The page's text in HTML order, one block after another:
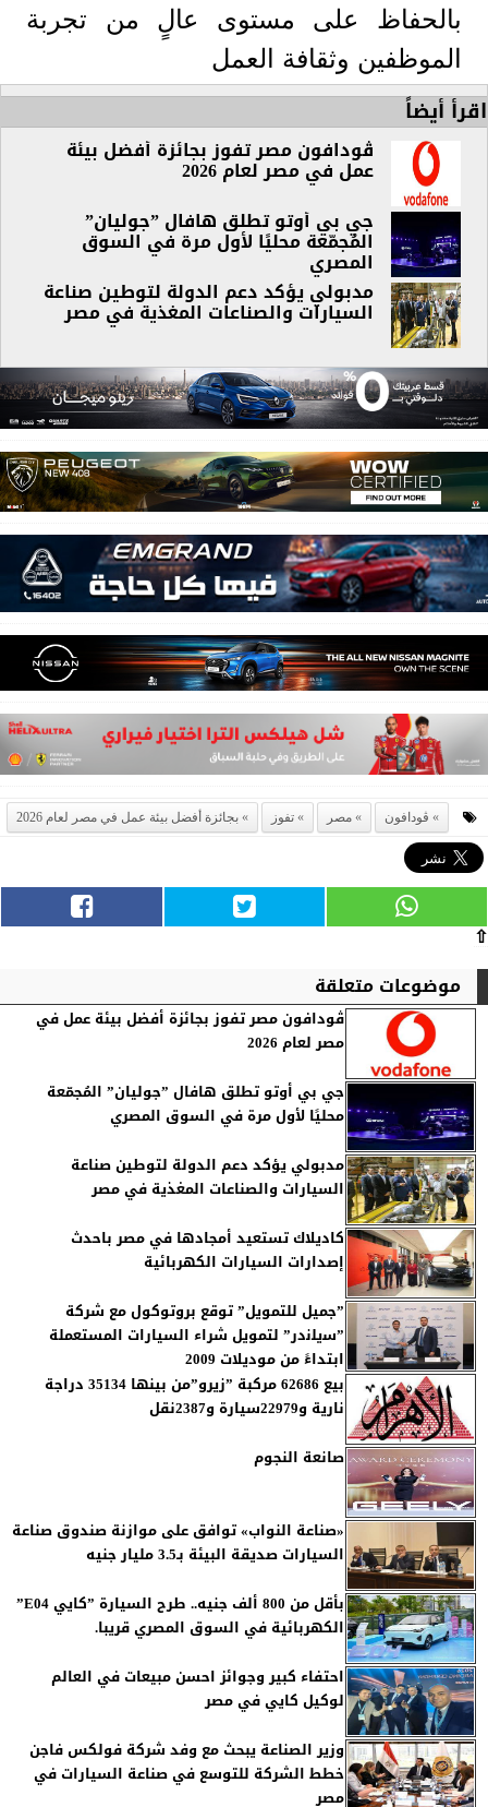
بالحفاظ على مستوى عالٍ من تجربة
الموظفين وثقافة العمل
اقرأ أيضاً
ڤودافون مصرتفوز بجائزة أفضل بيئة
عمل في مصر لعام 2026
جي بي أوتو تطلق هافال ”جوليان”
المُجمّعة محليًا لأول مرة في السوق
المصري
مدبولي يؤكد دعم الدولة لتوطين صناعة
السيارات والصناعات المغذية في مصر
ڤودافون مصر تفوز بجائزة أفضل بيئة عمل في مصر لعام 2026
⇧
موضوعات متعلقة
ڤودافون مصر تفوز بجائزة أفضل بيئة عمل في
مصر لعام 2026
جي بي أوتو تطلق هافال ”جوليان” المُجمّعة
محليًا لأول مرة في السوق المصري
مدبولي يؤكد دعم الدولة لتوطين صناعة
السيارات والصناعات المغذية في مصر
كاديلاك تستعيد أمجادها في مصر باحدث
إصدارات السيارات الكهربائية
”جميل للتمويل” توقع بروتوكول مع شركة
”ﺳﯾﻠﻧدر” لتمويل شراء السيارات المستعملة
ابتداءً من موديلات 2009
بيع 62686 مركبة ”زيرو”من بينها 35134 دراجة
نارية و22979سيارة و2387نقل
صانعة النجوم
«صناعة النواب» توافق على موازنة صندوق صناعة
السيارات صديقة البيئة بـ3.5 مليار جنيه
بأقل من 800 ألف جنيه.. طرح السيارة ”كايي E04”
الكهربائية في السوق المصري قريبا.
احتفاء كبير وجوائز احسن مبيعات في العالم
لوكيل كايي في مصر
وزير الصناعة يبحث مع وفد شركة فولكس فاجن
خطط الشركة للتوسع في صناعة السيارات في
مصر